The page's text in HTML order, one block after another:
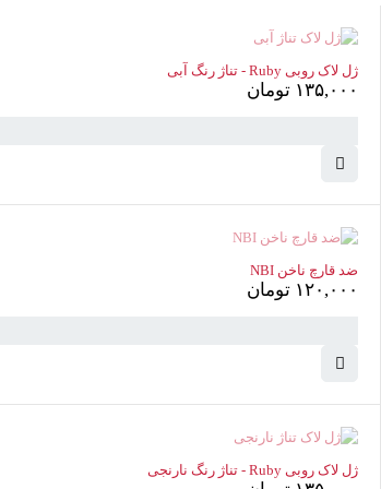
ناموجود
ژل لاک روبی Ruby - تناژ رنگ آبی
۱۳۵,۰۰۰ تومان
ناموجود
ضد قارچ ناخن NBI
۱۲۰,۰۰۰ تومان
ناموجود
ژل لاک روبی Ruby - تناژ رنگ نارنجی